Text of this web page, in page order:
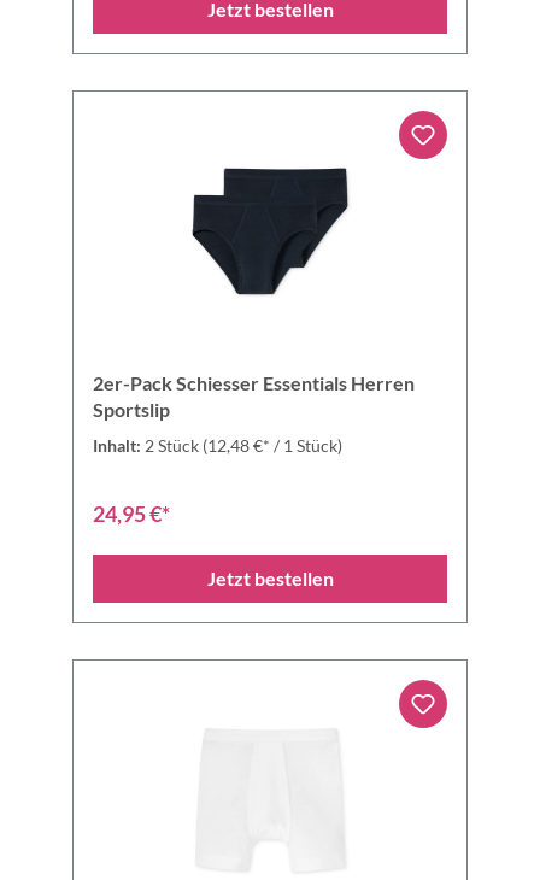
Jetzt bestellen
2er-Pack Schiesser Essentials Herren
Sportslip
Inhalt: 2 Stück (12,48 €* / 1 Stück)
24,95 €*
Jetzt bestellen